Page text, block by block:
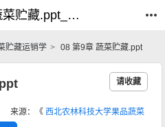
08 第9章 蔬菜贮藏.ppt_果品蔬菜贮藏运销学_公开课网
08 第9章 蔬菜贮藏.ppt_果品蔬菜贮藏运销学_公开课网
贮藏运销学 08 第9章 蔬菜贮藏.ppt
请收藏
来源：《 西北农林科技大学果品蔬菜